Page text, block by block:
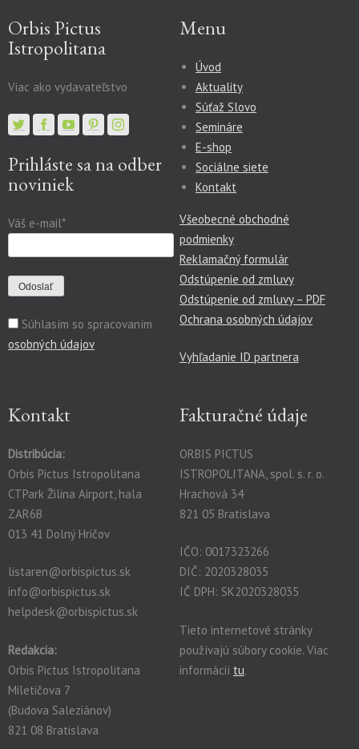
Orbis Pictus
Istropolitana
Viac ako vydavateľstvo
Prihláste sa na odber
noviniek
Váš e-mail*
Súhlasím so spracovaním
osobných údajov
Menu
Úvod
Aktuality
Súťaž Slovo
Semináre
E-shop
Sociálne siete
Kontakt
Všeobecné obchodné
podmienky
Reklamačný formulár
Odstúpenie od zmluvy
Odstúpenie od zmluvy – PDF
Ochrana osobných údajov
Vyhľadanie ID partnera
Kontakt
Distribúcia:
Orbis Pictus Istropolitana
CTPark Žilina Airport, hala
ZAR6B
013 41 Dolný Hričov
listaren@orbispictus.sk
info@orbispictus.sk
helpdesk@orbispictus.sk
Redakcia:
Orbis Pictus Istropolitana
Miletičova 7
(Budova Saleziánov)
821 08 Bratislava
Fakturačné údaje
ORBIS PICTUS
ISTROPOLITANA, spol. s. r. o.
Hrachová 34
821 05 Bratislava
IČO: 0017323266
DIČ: 2020328035
IČ DPH: SK2020328035
Tieto internetové stránky
používajú súbory cookie. Viac
informácií tu.